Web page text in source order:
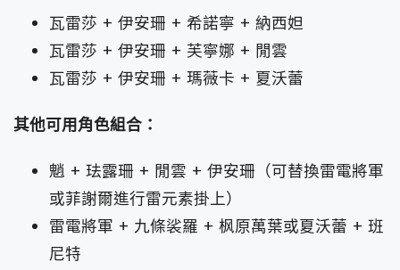
瓦雷莎 + 伊安珊 + 希諾寧 + 納西妲
瓦雷莎 + 伊安珊 + 芙寧娜 + 閒雲
瓦雷莎 + 伊安珊 + 瑪薇卡 + 夏沃蕾
其他可用角色組合：
魈 + 珐露珊 + 閒雲 + 伊安珊（可替換雷電將軍
或菲謝爾進行雷元素掛上）
雷電將軍 + 九條裟羅 + 枫原萬葉或夏沃蕾 + 班
尼特